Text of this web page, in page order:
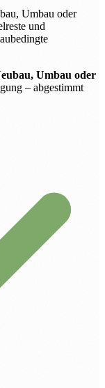
Umbau oder
und
Umbau oder
– abgestimmt